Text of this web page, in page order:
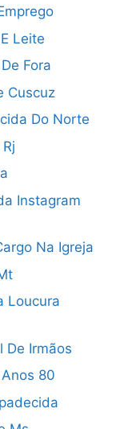
Leite
Fora
Cuscuz
Do Norte
Instagram
Na Igreja
Loucura
De Irmãos
80